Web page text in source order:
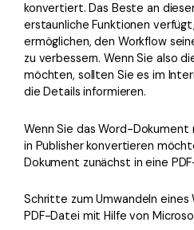
konvertiert. Das Beste an
erstaunliche Funktionen
ermöglichen, den Workflow
zu verbessern. Wenn Sie also
möchten, sollten Sie es im
die Details informieren.
Wenn Sie das Word-
in Publisher konvertieren
Dokument zunächst in eine
Schritte zum Umwandeln
PDF-Datei mit Hilfe von